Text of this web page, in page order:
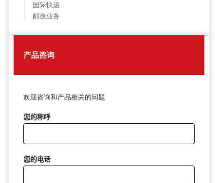
国际快递
邮政业务
产品咨询
欢迎咨询和产品相关的问题
您的称呼
您的电话